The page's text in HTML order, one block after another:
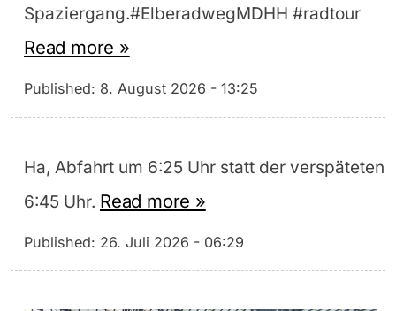
Spaziergang.#ElberadwegMDHH #radtour
Read more »
Published: 8. August 2026 - 13:25
Ha, Abfahrt um 6:25 Uhr statt der verspäteten
6:45 Uhr. Read more »
Published: 26. Juli 2026 - 06:29